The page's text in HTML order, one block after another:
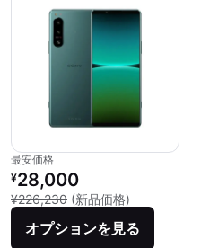
較：¥283,457
最安価格
リファービッシュ品の価格：
¥28,000
¥226,230 (新品価格)
オプションを見る